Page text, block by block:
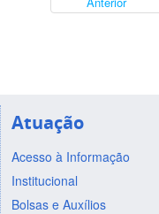
Atuação
Acesso à Informação
Institucional
Bolsas e Auxílios